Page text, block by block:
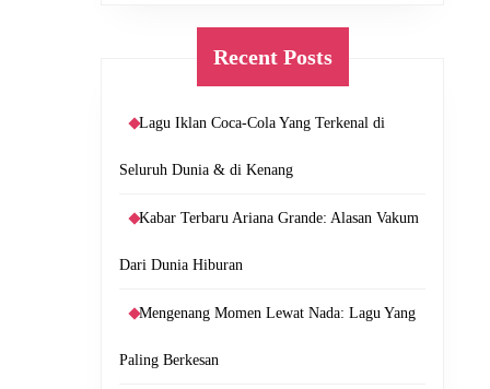
Recent Posts
Lagu Iklan Coca-Cola Yang Terkenal di
Seluruh Dunia & di Kenang
Kabar Terbaru Ariana Grande: Alasan Vakum
Dari Dunia Hiburan
Mengenang Momen Lewat Nada: Lagu Yang
Paling Berkesan